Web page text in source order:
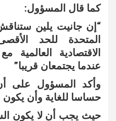
كما قال المسؤول:
“إن جانيت يلين ستناقش
المتحدة للحد
الاقتصادية العالمية
عندما يجتمعان قريبا”
وأكد المسؤول على
حساسا للغاية وأن
حيث يجب أن لا يكون